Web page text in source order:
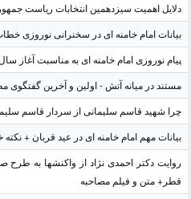
دلایل اهمیت سیزدهمین انتخابات ریاست
بیانات امام خامنه ای در سخنرانی نوروزی
پیام نوروزی امام خامنه ای به مناسبت آغاز سال ۱۴۰۰
مستند در میانه آتش - اولین و آخرین
چرا شهید قاسم سلیمانی از سردار قاسم
بیانات مهم امام خامنه ای در عید قربان +
روایت دکتر احمدی نژاد از واکنشها به طرح
قطر+ متن و فیلم مصاحبه